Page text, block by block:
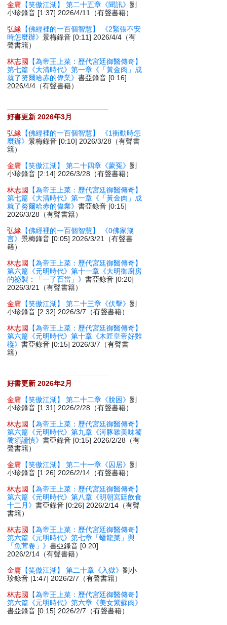
金庸 【笑傲江湖】 第二十五章《聞訊》劉
小珍錄音 [1:37] 2026/4/11（有聲書籍）
弘緣 【佛經裡的一百個智慧】 《2緊張不安
時怎麼辦》景梅錄音 [0:11] 2026/4/4（有
聲書籍）
林志國
【為帝王上菜：歷代宮廷御醫傳奇】
第七篇《大清時代》第一章《「黃金肉」成
就了努爾哈赤的偉業》書亞錄音 [0:16]
2026/4/4（有聲書籍）
好書更新 2026年3月
弘緣 【佛經裡的一百個智慧】 《1衝動時怎
麼辦》景梅錄音 [0:10] 2026/3/28（有聲書
籍）
金庸 【笑傲江湖】 第二十四章《蒙冤》劉
小珍錄音 [2:14] 2026/3/28（有聲書籍）
林志國
【為帝王上菜：歷代宮廷御醫傳奇】
第七篇《大清時代》第一章《「黃金肉」成
就了努爾哈赤的偉業》書亞錄音 [0:15]
2026/3/28（有聲書籍）
弘緣 【佛經裡的一百個智慧】 《0佛家箴
言》景梅錄音 [0:05] 2026/3/21（有聲書
籍）
林志國
【為帝王上菜：歷代宮廷御醫傳奇】
第六篇《元明時代》第十一章《大明御廚房
的祕製：「一了百當」》書亞錄音 [0:20]
2026/3/21（有聲書籍）
金庸 【笑傲江湖】 第二十三章《伏擊》劉
小珍錄音 [2:32] 2026/3/7（有聲書籍）
林志國
【為帝王上菜：歷代宮廷御醫傳奇】
第六篇《元明時代》第十章《木匠皇帝好雞
樅》書亞錄音 [0:15] 2026/3/7（有聲書
籍）
好書更新 2026年2月
金庸 【笑傲江湖】 第二十二章《脫困》劉
小珍錄音 [1:31] 2026/2/28（有聲書籍）
林志國
【為帝王上菜：歷代宮廷御醫傳奇】
第六篇《元明時代》第九章《河豚雖美味饕
餮須謹慎》書亞錄音 [0:15] 2026/2/28（有
聲書籍）
金庸 【笑傲江湖】 第二十一章《囚居》劉
小珍錄音 [1:26] 2026/2/14（有聲書籍）
林志國
【為帝王上菜：歷代宮廷御醫傳奇】
第六篇《元明時代》第八章《明朝宮廷飲食
十二月》書亞錄音 [0:26] 2026/2/14（有聲
書籍）
林志國
【為帝王上菜：歷代宮廷御醫傳奇】
第六篇《元明時代》第七章「蟠龍菜」與
「魚茸卷」》書亞錄音 [0:20]
2026/2/14（有聲書籍）
金庸 【笑傲江湖】 第二十章《入獄》劉小
珍錄音 [1:47] 2026/2/7（有聲書籍）
林志國
【為帝王上菜：歷代宮廷御醫傳奇】
第六篇《元明時代》第六章《美女紫蘇肉》
書亞錄音 [0:15] 2026/2/7（有聲書籍）